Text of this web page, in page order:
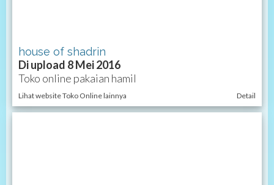
house of shadrin
Di upload 8 Mei 2016
Toko online pakaian hamil
Lihat website Toko Online lainnya Detail